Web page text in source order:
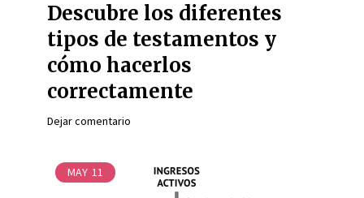
Descubre los diferentes
tipos de testamentos y
cómo hacerlos
correctamente
Dejar comentario
MAY 11